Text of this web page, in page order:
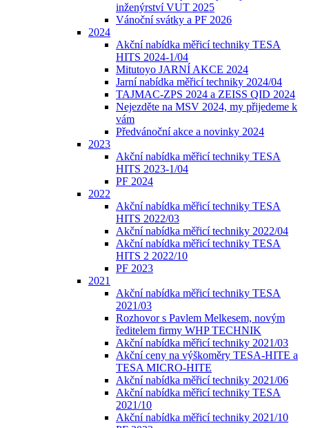
inženýrství VUT 2025
Vánoční svátky a PF 2026
2024
Akční nabídka měřicí techniky TESA
HITS 2024-1/04
Mitutoyo JARNÍ AKCE 2024
Jarní nabídka měřicí techniky 2024/04
TAJMAC-ZPS 2024 a ZEISS QID 2024
Nejezděte na MSV 2024, my přijedeme k
vám
Předvánoční akce a novinky 2024
2023
Akční nabídka měřicí techniky TESA
HITS 2023-1/04
PF 2024
2022
Akční nabídka měřicí techniky TESA
HITS 2022/03
Akční nabídka měřicí techniky 2022/04
Akční nabídka měřicí techniky TESA
HITS 2 2022/10
PF 2023
2021
Akční nabídka měřicí techniky TESA
2021/03
Rozhovor s Pavlem Melkesem, novým
ředitelem firmy WHP TECHNIK
Akční nabídka měřicí techniky 2021/03
Akční ceny na výškoměry TESA-HITE a
TESA MICRO-HITE
Akční nabídka měřicí techniky 2021/06
Akční nabídka měřicí techniky TESA
2021/10
Akční nabídka měřicí techniky 2021/10